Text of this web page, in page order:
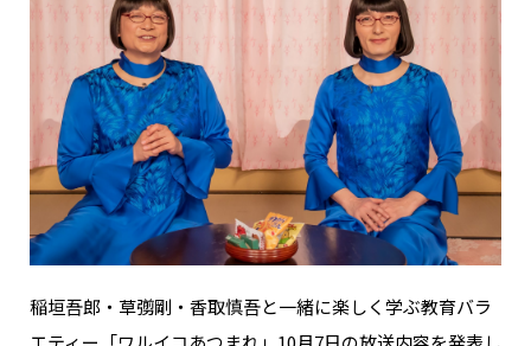
稲垣吾郎・草彅剛・香取慎吾と一緒に楽しく学ぶ教育バラ